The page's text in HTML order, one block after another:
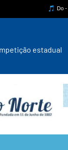
estadual